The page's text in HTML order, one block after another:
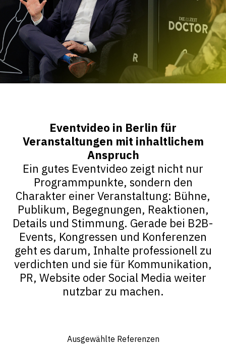
Eventvideo in Berlin für
Veranstaltungen mit inhaltlichem
Anspruch
Ein gutes Eventvideo zeigt nicht nur
Programmpunkte, sondern den
Charakter einer Veranstaltung: Bühne,
Publikum, Begegnungen, Reaktionen,
Details und Stimmung. Gerade bei B2B-
Events, Kongressen und Konferenzen
geht es darum, Inhalte professionell zu
verdichten und sie für Kommunikation,
PR, Website oder Social Media weiter
nutzbar zu machen.
Ausgewählte Referenzen